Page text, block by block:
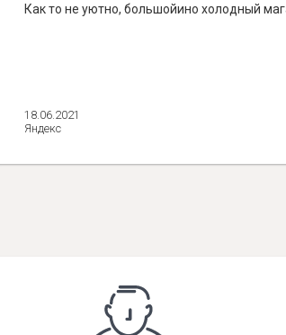
Как то не уютно, большойино холодный
18.06.2021
Яндекс